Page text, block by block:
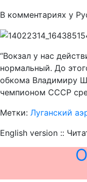
В комментариях у
“Вокзал у нас
нормальный. До
обкома Владимиру
чемпионом СССР
Метки: Луганский
English version ::